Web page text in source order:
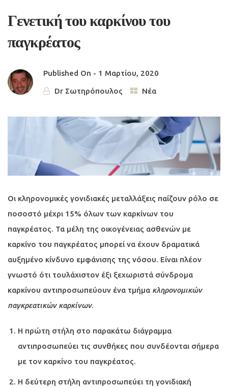
Γενετική του καρκίνου του
παγκρέατος
Published On - 1 Μαρτίου, 2020
Dr Σωτηρόπουλος Νέα
Οι κληρονομικές γονιδιακές μεταλλάξεις παίζουν ρόλο σε
ποσοστό μέχρι 15% όλων των καρκίνων του
παγκρέατος. Τα μέλη της οικογένειας ασθενών με
καρκίνο του παγκρέατος μπορεί να έχουν δραματικά
αυξημένο κίνδυνο εμφάνισης της νόσου. Είναι πλέον
γνωστό ότι τουλάχιστον έξι ξεχωριστά σύνδρομα
καρκίνου αντιπροσωπεύουν ένα τμήμα κληρονομικών
παγκρεατικών καρκίνων.
Η πρώτη στήλη στο παρακάτω διάγραμμα
αντιπροσωπεύει τις συνθήκες που συνδέονται σήμερα
με τον καρκίνο του παγκρέατος.
Η δεύτερη στήλη αντιπροσωπεύει τη γονιδιακή